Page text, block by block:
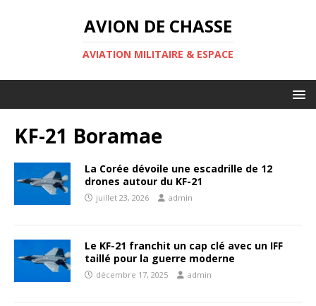
AVION DE CHASSE
AVIATION MILITAIRE & ESPACE
KF-21 Boramae
La Corée dévoile une escadrille de 12
drones autour du KF-21
juillet 23, 2026 admin
Le KF-21 franchit un cap clé avec un IFF
taillé pour la guerre moderne
décembre 17, 2025 admin